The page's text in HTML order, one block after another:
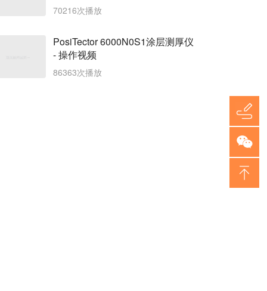
70216次播放
PosiTector 6000N0S1涂层测厚仪
- 操作视频
86363次播放